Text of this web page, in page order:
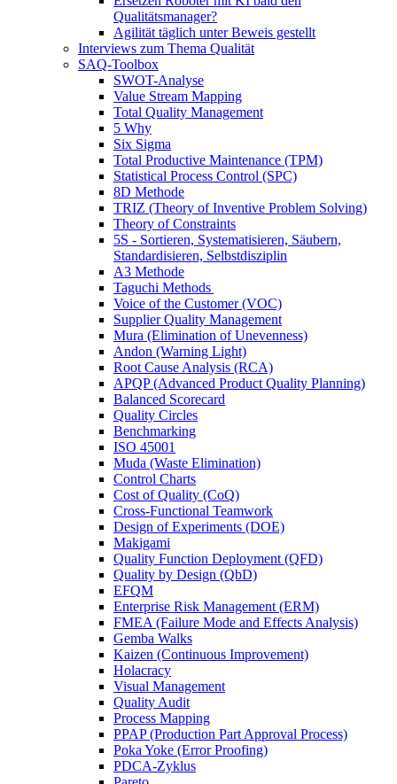
Qualitätsmanager?
Agilität täglich unter Beweis gestellt
Interviews zum Thema Qualität
SAQ-Toolbox
SWOT-Analyse
Value Stream Mapping
Total Quality Management
5 Why
Six Sigma
Total Productive Maintenance (TPM)
Statistical Process Control (SPC)
8D Methode
TRIZ (Theory of Inventive Problem Solving)
Theory of Constraints
5S - Sortieren, Systematisieren, Säubern,
Standardisieren, Selbstdisziplin
A3 Methode
Taguchi Methods
Voice of the Customer (VOC)
Supplier Quality Management
Mura (Elimination of Unevenness)
Andon (Warning Light)
Root Cause Analysis (RCA)
APQP (Advanced Product Quality Planning)
Balanced Scorecard
Quality Circles
Benchmarking
ISO 45001
Muda (Waste Elimination)
Control Charts
Cost of Quality (CoQ)
Cross-Functional Teamwork
Design of Experiments (DOE)
Makigami
Quality Function Deployment (QFD)
Quality by Design (QbD)
EFQM
Enterprise Risk Management (ERM)
FMEA (Failure Mode and Effects Analysis)
Gemba Walks
Kaizen (Continuous Improvement)
Holacracy
Visual Management
Quality Audit
Process Mapping
PPAP (Production Part Approval Process)
Poka Yoke (Error Proofing)
PDCA-Zyklus